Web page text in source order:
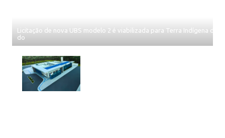
Licitação de nova UBS modelo 2 é viabilizada para Terra Indígena de
do